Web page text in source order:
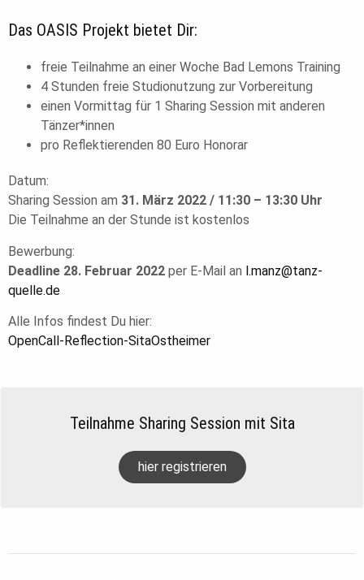
Das OASIS Projekt bietet Dir:
freie Teilnahme an einer Woche Bad Lemons Training
4 Stunden freie Studionutzung zur Vorbereitung
einen Vormittag für 1 Sharing Session mit anderen
Tänzer*innen
pro Reflektierenden 80 Euro Honorar
Datum:
Sharing Session am 31. März 2022 / 11:30 – 13:30 Uhr
Die Teilnahme an der Stunde ist kostenlos
Bewerbung:
Deadline 28. Februar 2022 per E-Mail an l.manz@tanz-
quelle.de
Alle Infos findest Du hier:
OpenCall-Reflection-SitaOstheimer
Teilnahme Sharing Session mit Sita
hier registrieren